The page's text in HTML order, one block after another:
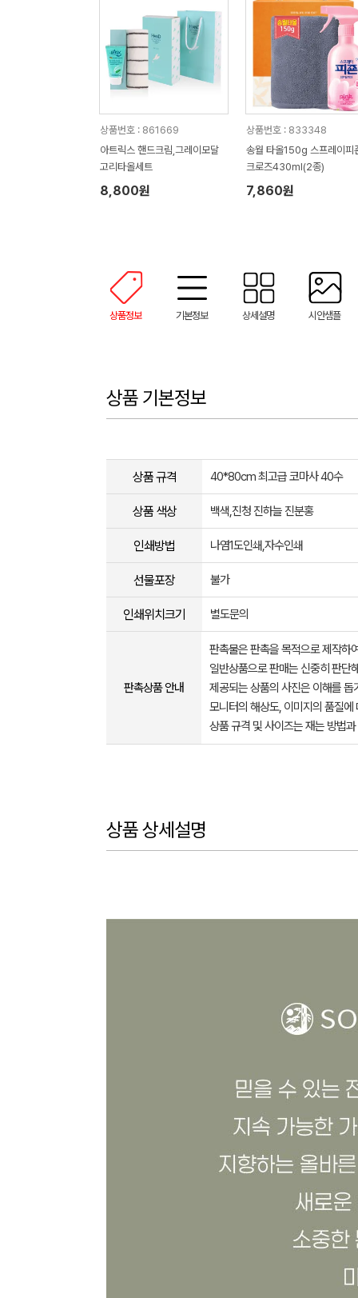
상품번호 : 861669
아트릭스 핸드크림,그레이모달
고리타올세트
8,800원
상품번호 : 833348
송월 타올150g 스프레이피
크로즈430ml(2종)
7,860원
상품정보 기본정보 상세설명 시안샘플
상품 기본정보
상품 규격 40*80cm 최고급 코마사 40수
상품 색상 백색,진청 진하늘 진분홍
인쇄방법 나염1도인쇄,자수인쇄
선물포장 불가
인쇄위치크기 별도문의
판촉상품 안내
판촉물은 판촉을 목적으로 제작하
일반상품으로 판매는 신중히 판단
제공되는 상품의 사진은 이해를
모니터의 해상도, 이미지의 품질
상품 규격 및 사이즈는 재는 방법
상품 상세설명